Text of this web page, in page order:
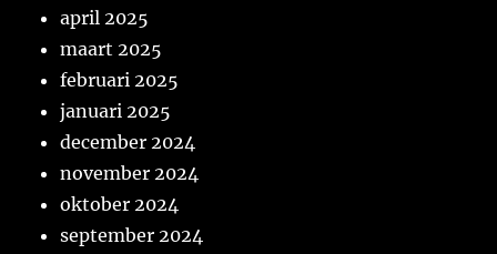
april 2025
maart 2025
februari 2025
januari 2025
december 2024
november 2024
oktober 2024
september 2024